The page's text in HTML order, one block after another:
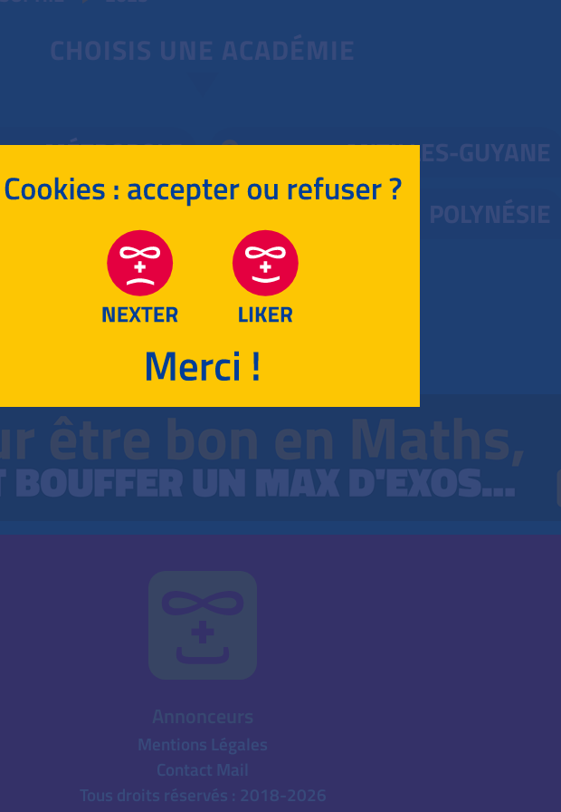
CHOISIS UNE ACADÉMIE
MÉTROPOLE
ANTILLES-GUYANE
RÉUNION
POLYNÉSIE
RETOUR
Mentions Légales
Contact Mail
Tous droits réservés : 2018-2026